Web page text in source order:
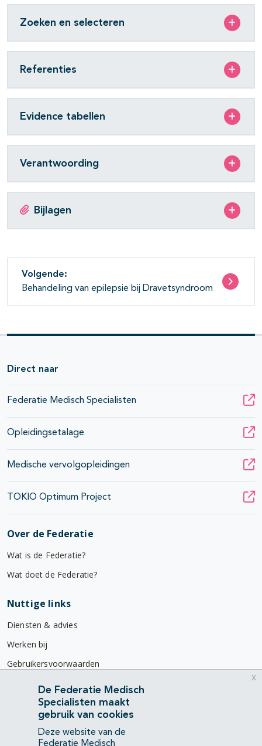
Zoeken en selecteren
Referenties
Evidence tabellen
Verantwoording
Bijlagen
Volgende:
Behandeling van epilepsie bij Dravetsyndroom
Direct naar
Federatie Medisch Specialisten
Opleidingsetalage
Medische vervolgopleidingen
TOKIO Optimum Project
Over de Federatie
Wat is de Federatie?
Wat doet de Federatie?
Nuttige links
Diensten & advies
Werken bij
Gebruikersvoorwaarden
Privacyverklaring
Contact
Mercatorlaan 1200
3528 BL Utrecht
De Federatie Medisch
Specialisten maakt
gebruik van cookies
Deze website van de
Federatie Medisch
x